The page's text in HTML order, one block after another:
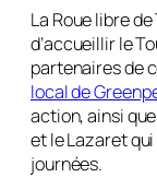
La Roue libre
d’accueillir le
partenaires de
local de
action, ainsi
et le Lazaret
journées.